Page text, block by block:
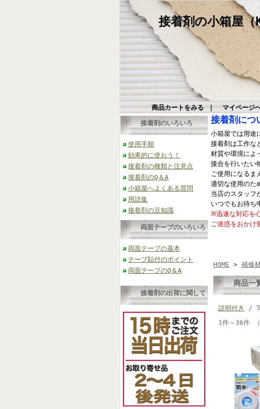
接着剤の小箱屋（
商品カートをみる｜ マイページ
接着剤のいろいろ
使用手順
効果的に使おう！
接着剤の種類と注意点
接着剤のQ＆A
小箱屋へよくある質問
用語集
接着剤の豆知識
両面テープのいろいろ
両面テープの基本
テープ貼付のポイント
両面テープのQ＆A
接着剤の出荷に関して
接着剤につ
小箱屋では用途
接着剤は工作な
材質や環境によ
接合を行いたい
ご使用になるま
適切な使用のた
当店のスタッフ
いつでもお待ち
※迅速な対応を
ご迷惑をおかけ
HOME > 補修
商品一
説明付き
/
1件～36件 （